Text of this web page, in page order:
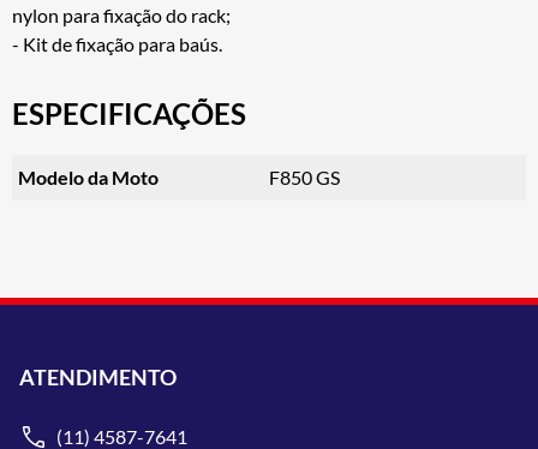
nylon para fixação do rack;
- Kit de fixação para baús.
ESPECIFICAÇÕES
Modelo da Moto F850 GS
ATENDIMENTO
(11) 4587-7641